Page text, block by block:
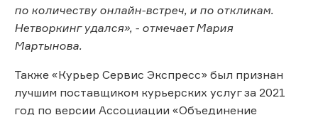
по количеству онлайн-встреч, и по откликам.
Нетворкинг удался», - отмечает Мария
Мартынова.
Также «Курьер Сервис Экспресс» был признан
лучшим поставщиком курьерских услуг за 2021
год по версии Ассоциации «Объединение